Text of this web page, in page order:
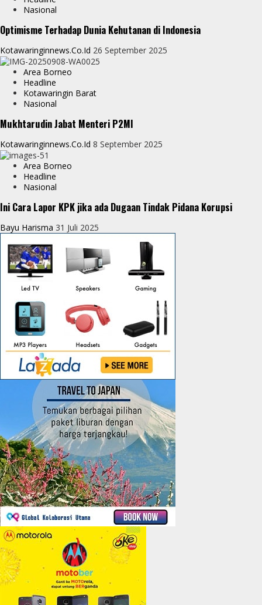
r
Nasional
Optimisme Terhadap Dunia Kehutanan di Indonesia
Kotawaringinnews.co.id 26 September 2025
Area Borneo
Headline
Kotawaringin Barat
Nasional
Mukhtarudin Jabat Menteri P2MI
Kotawaringinnews.co.id 8 September 2025
Area Borneo
Headline
Nasional
Ini Cara Lapor KPK jika ada Dugaan Tindak Pidana Korupsi
Bayu Harisma 31 Juli 2025